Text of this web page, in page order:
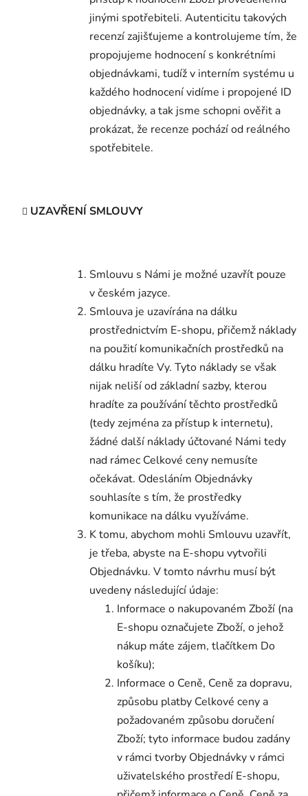
jinými spotřebiteli. Autenticitu takových
recenzí zajišťujeme a kontrolujeme tím, že
propojujeme hodnocení s konkrétními
objednávkami, tudíž v interním systému u
každého hodnocení vidíme i propojené ID
objednávky, a tak jsme schopni ověřit a
prokázat, že recenze pochází od reálného
spotřebitele.
UZAVŘENÍ SMLOUVY
Smlouvu s Námi je možné uzavřít pouze
v českém jazyce.
Smlouva je uzavírána na dálku
prostřednictvím E-shopu, přičemž náklady
na použití komunikačních prostředků na
dálku hradíte Vy. Tyto náklady se však
nijak neliší od základní sazby, kterou
hradíte za používání těchto prostředků
(tedy zejména za přístup k internetu),
žádné další náklady účtované Námi tedy
nad rámec Celkové ceny nemusíte
očekávat. Odesláním Objednávky
souhlasíte s tím, že prostředky
komunikace na dálku využíváme.
K tomu, abychom mohli Smlouvu uzavřít,
je třeba, abyste na E-shopu vytvořili
Objednávku. V tomto návrhu musí být
uvedeny následující údaje:
Informace o nakupovaném Zboží (na
E-shopu označujete Zboží, o jehož
nákup máte zájem, tlačítkem Do
košíku);
Informace o Ceně, Ceně za dopravu,
způsobu platby Celkové ceny a
požadovaném způsobu doručení
Zboží; tyto informace budou zadány
v rámci tvorby Objednávky v rámci
uživatelského prostředí E-shopu,